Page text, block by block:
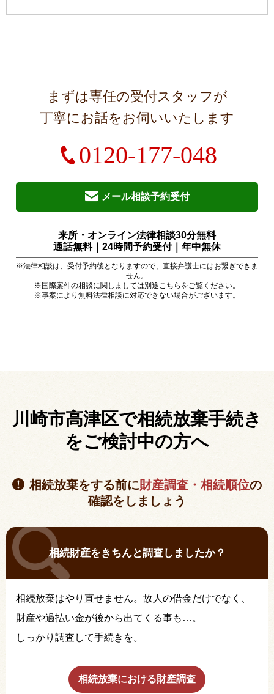
まずは専任の受付スタッフが
丁寧にお話をお伺いいたします
0120-177-048
メール相談予約受付
来所・オンライン法律相談30分無料
通話無料｜24時間予約受付｜ 年中無休
※法律相談は、受付予約後となりますので、直接弁護士にはお繋ぎできま
せん。
※国際案件の相談に関しましては別途こちら をご覧ください。
※事案により無料法律相談に対応できない場合がございます。
川崎市高津区で相続放棄手続き
をご検討中の方へ
相続放棄をする前に財産調査・相続順位の
確認をしましょう
相続財産をきちんと調査しましたか？
相続放棄はやり直せません。故人の借金だけでなく、
財産や過払い金が後から出てくる事も…。
しっかり調査して手続きを。
相続放棄における財産調査